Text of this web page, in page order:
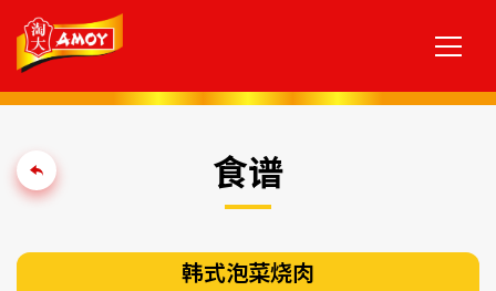
食谱
韩式泡菜烧肉